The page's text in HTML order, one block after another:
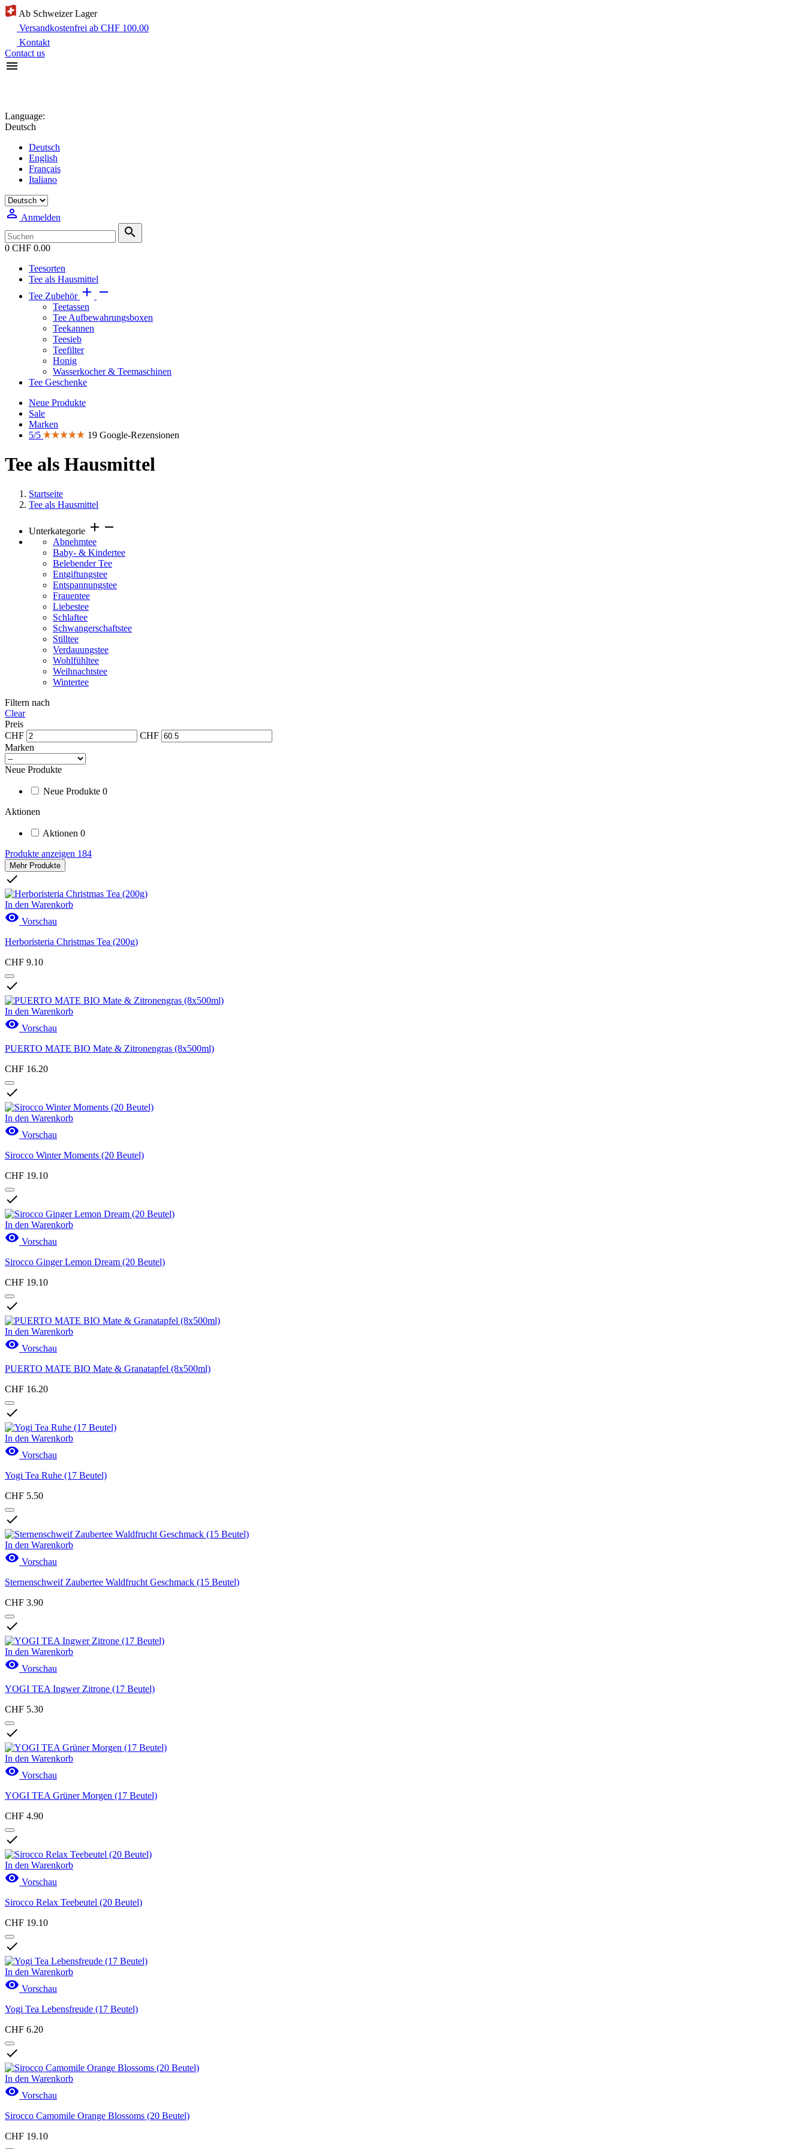
Ab Schweizer Lager
Versandkostenfrei ab CHF 100.00
Kontakt
Contact us

Language:
Deutsch
Deutsch
English
Français
Italiano
 Anmelden

0 CHF 0.00
Teesorten
Tee als Hausmittel
Tee Zubehör  
Teetassen
Tee Aufbewahrungsboxen
Teekannen
Teesieb
Teefilter
Honig
Wasserkocher & Teemaschinen
Tee Geschenke
Neue Produkte
Sale
Marken
5/5
19 Google-Rezensionen
Tee als Hausmittel
Startseite
Tee als Hausmittel
Unterkategorie add remove
Abnehmtee
Baby- & Kindertee
Belebender Tee
Entgiftungstee
Entspannungstee
Frauentee
Liebestee
Schlaftee
Schwangerschaftstee
Stilltee
Verdauungstee
Wohlfühltee
Weihnachtstee
Wintertee
Filtern nach
Clear
Preis
CHF
CHF
Marken
Neue Produkte
Neue Produkte 0
Aktionen
Aktionen 0
Produkte anzeigen 184
Mehr Produkte

In den Warenkorb
 Vorschau
Herboristeria Christmas Tea (200g)
CHF 9.10

In den Warenkorb
 Vorschau
PUERTO MATE BIO Mate & Zitronengras (8x500ml)
CHF 16.20

In den Warenkorb
 Vorschau
Sirocco Winter Moments (20 Beutel)
CHF 19.10

In den Warenkorb
 Vorschau
Sirocco Ginger Lemon Dream (20 Beutel)
CHF 19.10

In den Warenkorb
 Vorschau
PUERTO MATE BIO Mate & Granatapfel (8x500ml)
CHF 16.20

In den Warenkorb
 Vorschau
Yogi Tea Ruhe (17 Beutel)
CHF 5.50

In den Warenkorb
 Vorschau
Sternenschweif Zaubertee Waldfrucht Geschmack (15 Beutel)
CHF 3.90

In den Warenkorb
 Vorschau
YOGI TEA Ingwer Zitrone (17 Beutel)
CHF 5.30

In den Warenkorb
 Vorschau
YOGI TEA Grüner Morgen (17 Beutel)
CHF 4.90

In den Warenkorb
 Vorschau
Sirocco Relax Teebeutel (20 Beutel)
CHF 19.10

In den Warenkorb
 Vorschau
Yogi Tea Lebensfreude (17 Beutel)
CHF 6.20

In den Warenkorb
 Vorschau
Sirocco Camomile Orange Blossoms (20 Beutel)
CHF 19.10